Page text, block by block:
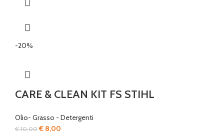
-20%
CARE & CLEAN KIT FS STIHL
Olio- Grasso - Detergenti
€10,00Il€ 8,00